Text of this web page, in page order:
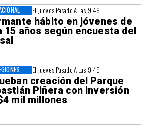
El Jueves Pasado A Las 9:49
hábito en jóvenes de
15 años según encuesta del
El Jueves Pasado A Las 9:49
creación del Parque
Piñera con inversión
mil millones